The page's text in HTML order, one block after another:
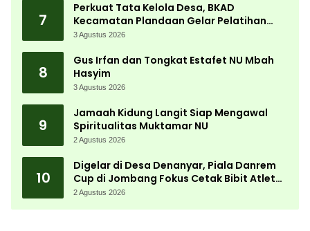
7
Perkuat Tata Kelola Desa, BKAD
Kecamatan Plandaan Gelar Pelatihan
Aparatur Pemdes
3 Agustus 2026
8
Gus Irfan dan Tongkat Estafet NU Mbah
Hasyim
3 Agustus 2026
9
Jamaah Kidung Langit Siap Mengawal
Spiritualitas Muktamar NU
2 Agustus 2026
10
Digelar di Desa Denanyar, Piala Danrem
Cup di Jombang Fokus Cetak Bibit Atlet
Menembak Berprestasi
2 Agustus 2026